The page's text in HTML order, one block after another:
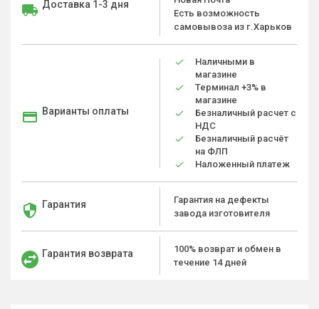
Доставка 1-3 дня
Есть возможность
самовывоза из г.Харьков
Варианты оплаты
Наличными в
магазине
Терминал +3% в
магазине
Безналичный расчет с
НДС
Безналичный расчёт
на ФЛП
Наложенный платеж
Гарантия
Гарантия на дефекты
завода изготовителя
Гарантия возврата
100% возврат и обмен в
течение 14 дней